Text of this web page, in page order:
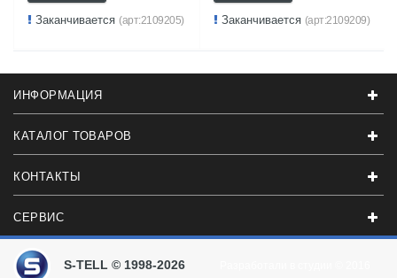
Заканчивается (арт:2109205) Заканчивается (арт:2109209)
ИНФОРМАЦИЯ
КАТАЛОГ ТОВАРОВ
КОНТАКТЫ
СЕРВИС
S-TELL © 1998-2026